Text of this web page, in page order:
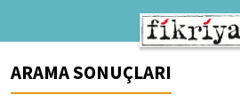
ARAMA SONUÇLARI